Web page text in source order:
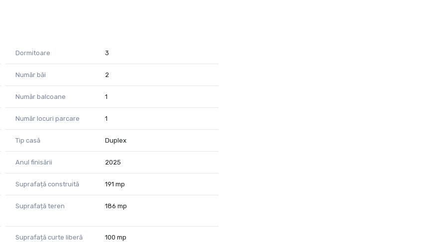
de liniște și intimitate, fiind în același timp aproape de
Dormitoare 3
Număr băi 2
Număr balcoane 1
Număr locuri parcare 1
Tip casă Duplex
Anul finisării 2025
Suprafață construită 191 mp
Suprafață teren 186 mp
Suprafață curte liberă 100 mp